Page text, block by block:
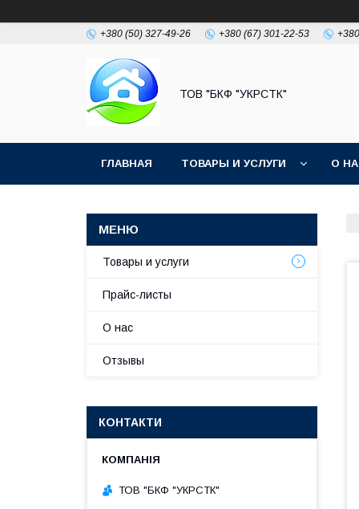
+380 (50) 327-49-26 +380 (67) 301-22-53
ТОВ "БКФ "УКРСТК"
ГЛАВНАЯ ТОВАРЫ И УСЛУГИ О
Товары и услуги
Прайс-листы
О нас
Отзывы
КОНТАКТИ
ТОВ "БКФ "УКРСТК"